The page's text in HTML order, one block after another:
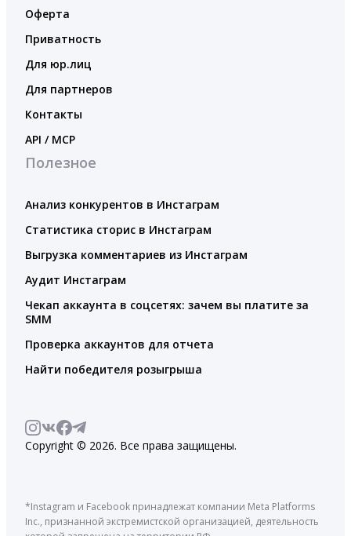
Оферта
Приватность
Для юр.лиц
Для партнеров
Контакты
API / MCP
Полезное
Анализ конкурентов в Инстаграм
Статистика сторис в Инстаграм
Выгрузка комментариев из Инстаграм
Аудит Инстаграм
Чекап аккаунта в соцсетях: зачем вы платите за
SMM
Проверка аккаунтов для отчета
Найти победителя розыгрыша
Copyright © 2026. Все права защищены.
*Instagram и Facebook принадлежат компании Meta Platforms
Inc., признанной экстремистской организацией, деятельность